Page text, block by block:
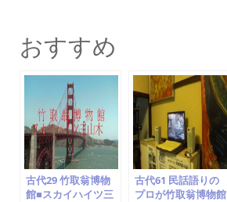
c
e
b
o
o
k
itt
er
ai
l
おすすめ
古代29 竹取翁博物
館■スカイハイツ三
古代61 民話語りの
プロが竹取翁博物館